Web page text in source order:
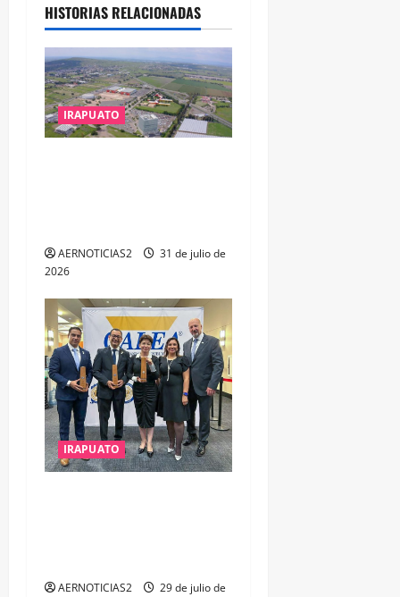
HISTORIAS RELACIONADAS
IRAPUATO
AERNOTICIAS2
31 de julio de
2026
IRAPUATO
AERNOTICIAS2
29 de julio de